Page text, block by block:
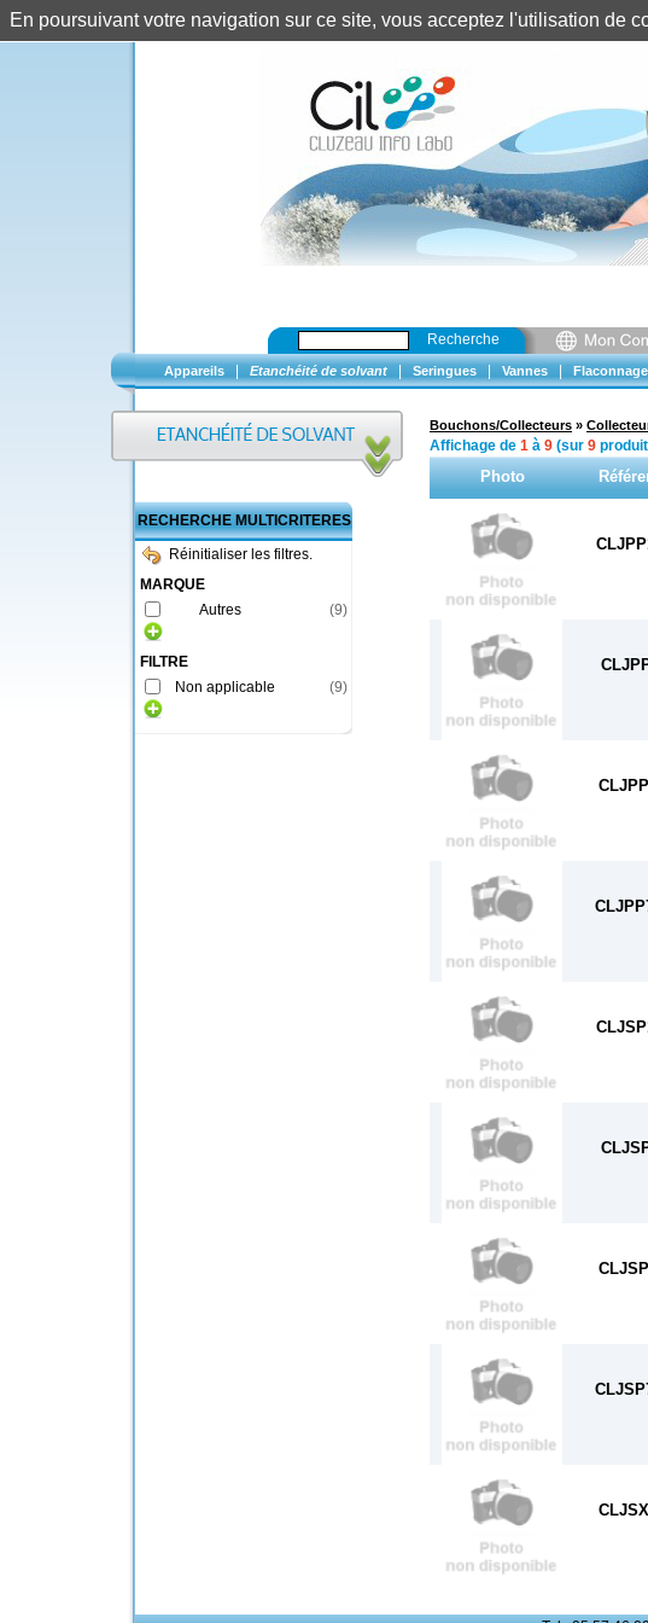
Recherche
Appareils Etanchéité de solvant Seringues Vannes Flaconnage
RECHERCHE MULTICRITERES
Réinitialiser les filtres.
MARQUE
Autres
(9)
FILTRE
Non applicable
(9)
Bouchons/Collecteurs »
Affichage de 1 à 9 (sur 9
Photo
En poursuivant votre navigation sur ce site, vous acceptez l'utilisation